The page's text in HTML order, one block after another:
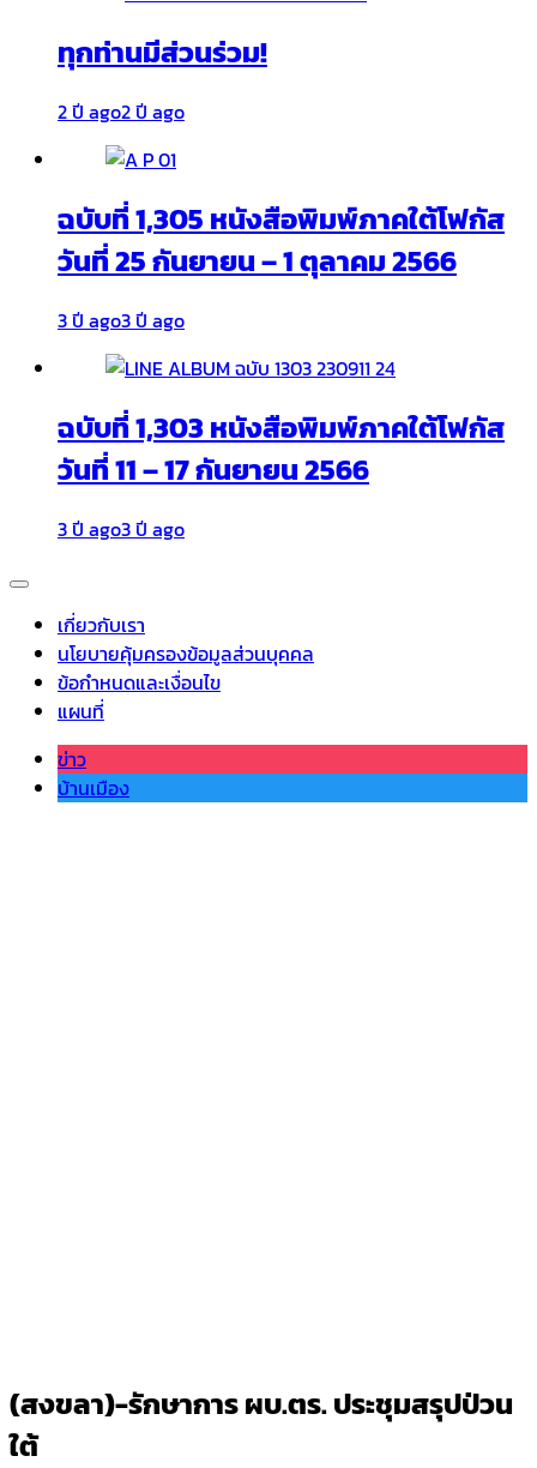
ทุกท่านมีส่วนร่วม!
2 ปี ago2 ปี ago
ฉบับที่ 1,305 หนังสือพิมพ์ภาคใต้โฟกัส
วันที่ 25 กันยายน – 1 ตุลาคม 2566
3 ปี ago3 ปี ago
ฉบับที่ 1,303 หนังสือพิมพ์ภาคใต้โฟกัส
วันที่ 11 – 17 กันยายน 2566
3 ปี ago3 ปี ago
เกี่ยวกับเรา
นโยบายคุ้มครองข้อมูลส่วนบุคคล
ข้อกำหนดและเงื่อนไข
แผนที่
ข่าว
บ้านเมือง
(สงขลา)-รักษาการ ผบ.ตร. ประชุมสรุปป่วน
ใต้